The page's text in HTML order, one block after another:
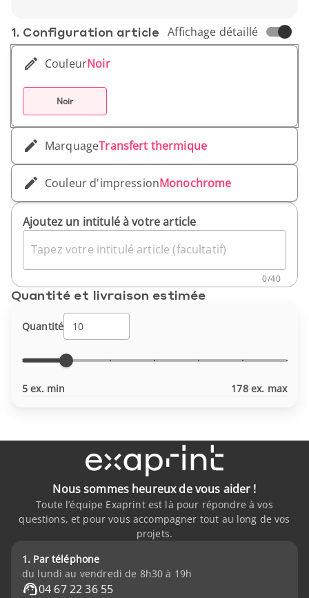
1. Conf­iguration article Affichage détaillé
CouleurNoir
Noir
MarquageTransfert thermique
Couleur d'impressionMonochrome
Ajoutez un intitulé à votre article
Tapez votre intitulé article (facultatif)
0/40
Quantité et livraison estimée
Quantité
5 ex. min 178 ex. max
Nous sommes heureux de vous aider !
Toute l’équipe Exaprint est là pour répondre à vos
questions, et pour vous accompagner tout au long de vos
projets.
1. Par téléphone
du lundi au vendredi de 8h30 à 19h
04 67 22 36 55